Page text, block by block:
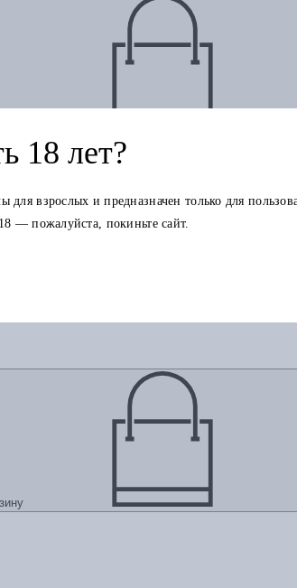
18 лет?
для взрослых и предназначен только для
— пожалуйста, покиньте сайт.